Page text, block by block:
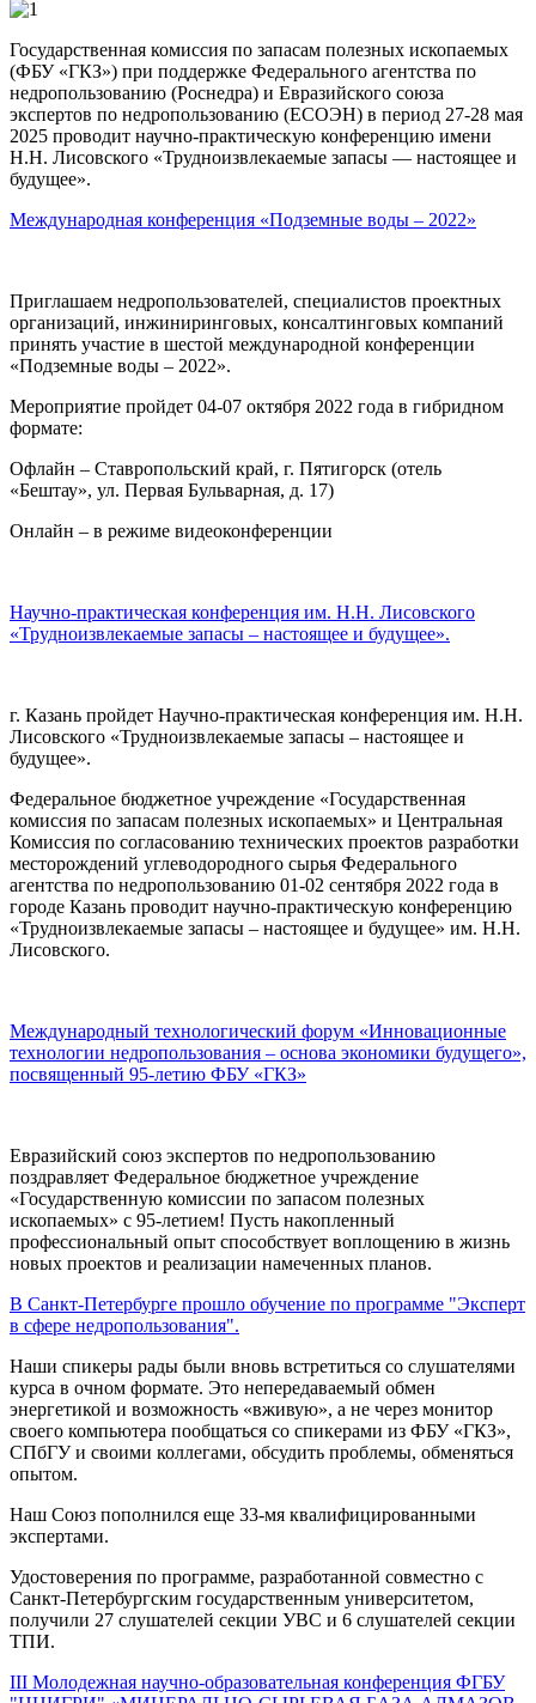
Государственная комиссия по запасам полезных ископаемых
(ФБУ «ГКЗ») при поддержке Федерального агентства по
недропользованию (Роснедра) и Евразийского союза
экспертов по недропользованию (ЕСОЭН) в период 27-28 мая
2025 проводит научно-практическую конференцию имени
Н.Н. Лисовского «Трудноизвлекаемые запасы — настоящее и
будущее».
Международная конференция «Подземные воды – 2022»
Приглашаем недропользователей, специалистов проектных
организаций, инжиниринговых, консалтинговых компаний
принять участие в шестой международной конференции
«Подземные воды – 2022».
Мероприятие пройдет 04-07 октября 2022 года в гибридном
формате:
Офлайн – Ставропольский край, г. Пятигорск (отель
«Бештау», ул. Первая Бульварная, д. 17)
Онлайн – в режиме видеоконференции
Научно-практическая конференция им. Н.Н. Лисовского
«Трудноизвлекаемые запасы – настоящее и будущее».
г. Казань пройдет Научно-практическая конференция им. Н.Н.
Лисовского «Трудноизвлекаемые запасы – настоящее и
будущее».
Федеральное бюджетное учреждение «Государственная
комиссия по запасам полезных ископаемых» и Центральная
Комиссия по согласованию технических проектов разработки
месторождений углеводородного сырья Федерального
агентства по недропользованию 01-02 сентября 2022 года в
городе Казань проводит научно-практическую конференцию
«Трудноизвлекаемые запасы – настоящее и будущее» им. Н.Н.
Лисовского.
Международный технологический форум «Инновационные
технологии недропользования – основа экономики будущего»,
посвященный 95-летию ФБУ «ГКЗ»
Евразийский союз экспертов по недропользованию
поздравляет Федеральное бюджетное учреждение
«Государственную комиссии по запасом полезных
ископаемых» с 95-летием! Пусть накопленный
профессиональный опыт способствует воплощению в жизнь
новых проектов и реализации намеченных планов.
В Санкт-Петербурге прошло обучение по программе "Эксперт
в сфере недропользования".
Наши спикеры рады были вновь встретиться со слушателями
курса в очном формате. Это непередаваемый обмен
энергетикой и возможность «вживую», а не через монитор
своего компьютера пообщаться со спикерами из ФБУ «ГКЗ»,
СПбГУ и своими коллегами, обсудить проблемы, обменяться
опытом.
Наш Союз пополнился еще 33-мя квалифицированными
экспертами.
Удостоверения по программе, разработанной совместно с
Санкт-Петербургским государственным университетом,
получили 27 слушателей секции УВС и 6 слушателей секции
ТПИ.
III Молодежная научно-образовательная конференция ФГБУ